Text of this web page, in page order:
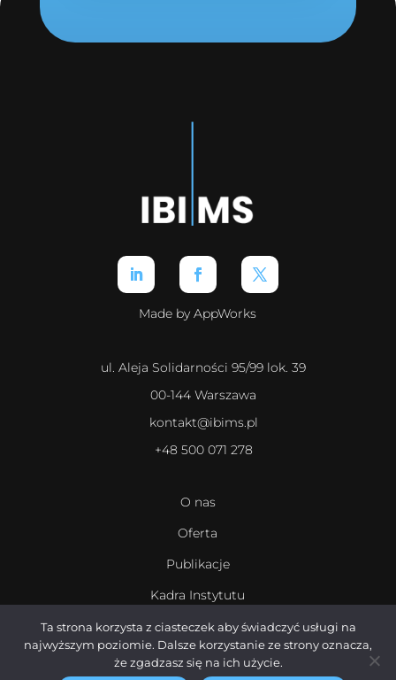
Made by AppWorks
ul. Aleja Solidarności 95/99 lok. 39
00-144 Warszawa
kontakt@ibims.pl
+48 500 071 278
O nas
Oferta
Publikacje
Kadra Instytutu
Kariera
Ta strona korzysta z ciasteczek aby świadczyć usługi na
najwyższym poziomie. Dalsze korzystanie ze strony oznacza,
że zgadzasz się na ich użycie.